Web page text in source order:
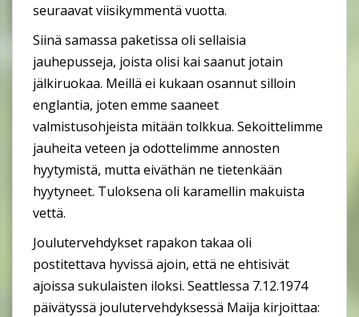
seuraavat viisikymmentä vuotta.
Siinä samassa paketissa oli sellaisia
jauhepusseja, joista olisi kai saanut jotain
jälkiruokaa. Meillä ei kukaan osannut silloin
englantia, joten emme saaneet
valmistusohjeista mitään tolkkua. Sekoittelimme
jauheita veteen ja odottelimme annosten
hyytymistä, mutta eiväthän ne tietenkään
hyytyneet. Tuloksena oli karamellin makuista
vettä.
Joulutervehdykset rapakon takaa oli
postitettava hyvissä ajoin, että ne ehtisivät
ajoissa sukulaisten iloksi. Seattlessa 7.12.1974
päivätyssä joulutervehdyksessä Maija kirjoittaa: